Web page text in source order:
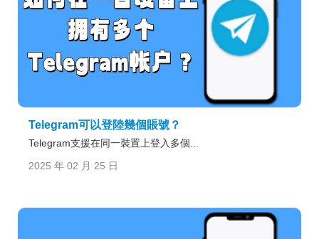
Telegram可以登陸幾個賬號？
Telegram支援在同一裝置上登入多個...
2025 年 02 月 25 日